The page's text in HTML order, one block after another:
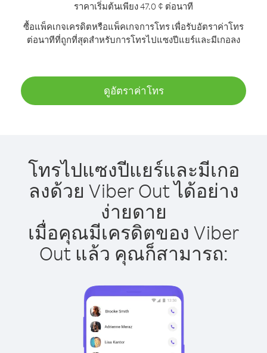
ราคาเริ่มต้นเพียง 47.0 ¢ ต่อนาที
ซื้อแพ็คเกจเครดิตหรือแพ็คเกจการโทร เพื่อรับอัตราค่าโทร
ต่อนาทีที่ถูกที่สุดสำหรับการโทรไปแซงปีแยร์และมีเกอลง
ดูอัตราค่าโทร
โทรไปแซงปีแยร์และมีเกอ
ลงด้วย Viber Out ได้อย่าง
ง่ายดาย
เมื่อคุณมีเครดิตของ Viber
Out แล้ว คุณก็สามารถ: